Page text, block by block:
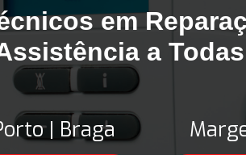
em
a
| Braga